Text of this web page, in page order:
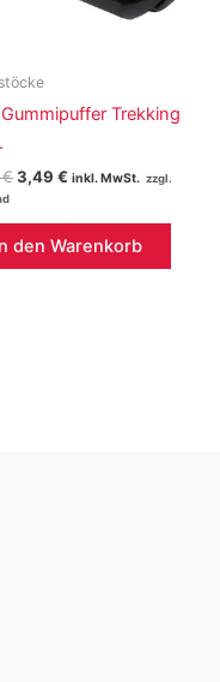
Trekking
€Ursprünglicher
4,00 €
3,49 € Aktueller
3,49 €.
inkl. MwSt.
den Warenkorb